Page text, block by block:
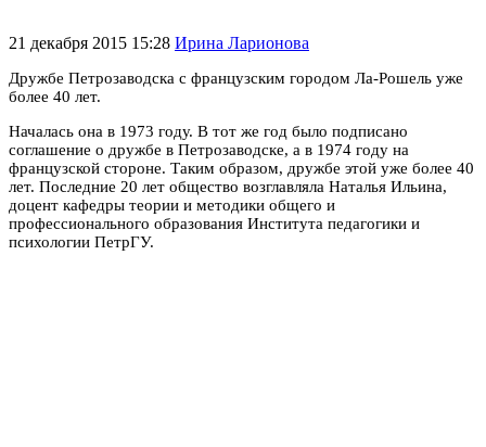
21 декабря 2015 15:28 Ирина Ларионова
Дружбе Петрозаводска с французским городом Ла-Рошель уже
более 40 лет.
Началась она в 1973 году. В тот же год было подписано
соглашение о дружбе в Петрозаводске, а в 1974 году на
французской стороне. Таким образом, дружбе этой уже более 40
лет. Последние 20 лет общество возглавляла Наталья Ильина,
доцент кафедры теории и методики общего и
профессионального образования Института педагогики и
психологии ПетрГУ.